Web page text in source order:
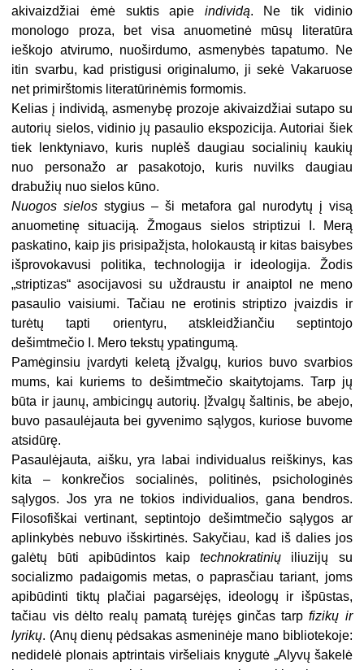
akivaizdžiai ėmė suktis apie individą. Ne tik vidinio
monologo proza, bet visa anuometinė mūsų literatūra
ieškojo atvirumo, nuoširdumo, asmenybės tapatumo. Ne
itin svarbu, kad pristigusi originalumo, ji sekė Vakaruose
net primirštomis literatūrinėmis formomis.
Kelias į individą, asmenybę prozoje akivaizdžiai sutapo su
autorių sielos, vidinio jų pasaulio ekspozicija. Autoriai šiek
tiek lenktyniavo, kuris nuplėš daugiau socialinių kaukių
nuo personažo ar pasakotojo, kuris nuvilks daugiau
drabužių nuo sielos kūno.
Nuogos sielos stygius – ši metafora gal nurodytų į visą
anuometinę situaciją. Žmogaus sielos striptizui I. Merą
paskatino, kaip jis prisipažįsta, holokaustą ir kitas baisybes
išprovokavusi politika, technologija ir ideologija. Žodis
„striptizas“ asocijavosi su uždraustu ir anaiptol ne meno
pasaulio vaisiumi. Tačiau ne erotinis striptizo įvaizdis ir
turėtų tapti orientyru, atskleidžiančiu septintojo
dešimtmečio I. Mero tekstų ypatingumą.
Pamėginsiu įvardyti keletą įžvalgų, kurios buvo svarbios
mums, kai kuriems to dešimtmečio skaitytojams. Tarp jų
būta ir jaunų, ambicingų autorių. Įžvalgų šaltinis, be abejo,
buvo pasaulėjauta bei gyvenimo sąlygos, kuriose buvome
atsidūrę.
Pasaulėjauta, aišku, yra labai individualus reiškinys, kas
kita – konkrečios socialinės, politinės, psichologinės
sąlygos. Jos yra ne tokios individualios, gana bendros.
Filosofiškai vertinant, septintojo dešimtmečio sąlygos ar
aplinkybės nebuvo išskirtinės. Sakyčiau, kad iš dalies jos
galėtų būti apibūdintos kaiptechnokratinių iliuzijų su
socializmo padaigomis metas, o paprasčiau tariant, joms
apibūdinti tiktų plačiai pagarsėjęs, ideologų ir išpūstas,
tačiau vis dėlto realų pamatą turėjęs ginčas tarpfizikų ir
lyrikų. (Anų dienų pėdsakas asmeninėje mano bibliotekoje:
nedidelė plonais aptrintais viršeliais knygutė „Alyvų šakelė